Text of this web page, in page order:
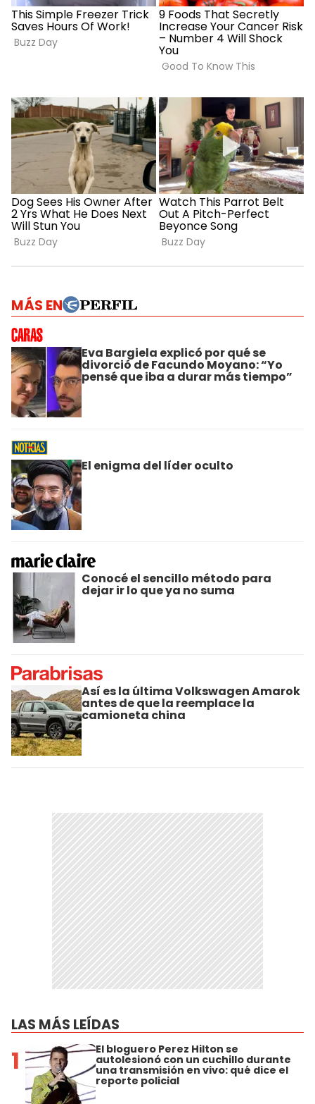
MÁS EN
Eva Bargiela explicó por qué se
divorció de Facundo Moyano: “Yo
pensé que iba a durar más tiempo”
El enigma del líder oculto
Conocé el sencillo método para
dejar ir lo que ya no suma
Así es la última Volkswagen Amarok
antes de que la reemplace la
camioneta china
LAS MÁS LEÍDAS
1 El bloguero Perez Hilton se
autolesionó con un cuchillo durante
una transmisión en vivo: qué dice el
reporte policial